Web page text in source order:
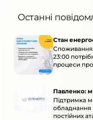
Останні
Стан
Споживання
23:00
процеси
Павленко:
Підтримка
обладнання
постійних